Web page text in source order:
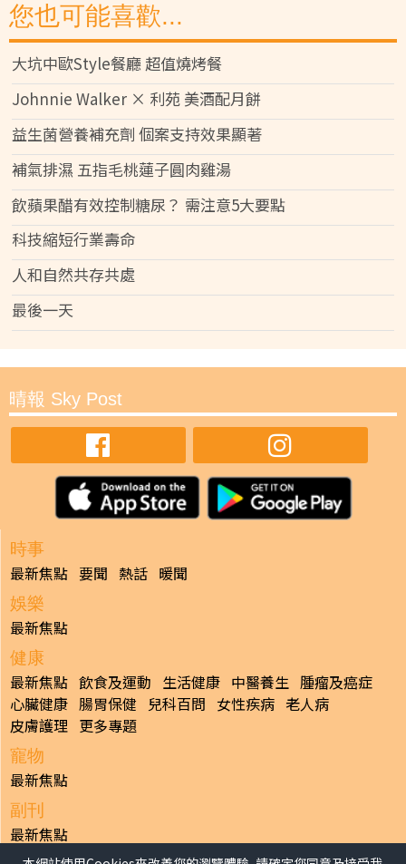
您也可能喜歡...
大坑中歐Style餐廳 超值燒烤餐
Johnnie Walker × 利苑 美酒配月餅
益生菌營養補充劑 個案支持效果顯著
補氣排濕 五指毛桃蓮子圓肉雞湯
飲蘋果醋有效控制糖尿？ 需注意5大要點
科技縮短行業壽命
人和自然共存共處
最後一天
晴報 Sky Post
時事
最新焦點 要聞 熱話 暖聞
娛樂
最新焦點
健康
最新焦點 飲食及運動 生活健康 中醫養生 腫瘤及癌症
心臟健康 腸胃保健 兒科百問 女性疾病 老人病
皮膚護理 更多專題
寵物
最新焦點
副刊
最新焦點